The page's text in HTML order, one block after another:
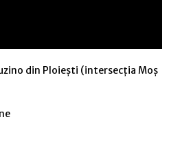
din Ploiești (intersecția Moș